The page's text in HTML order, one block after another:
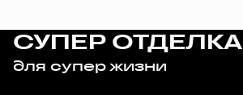
СУПЕР ОТДЕЛКА
для супер жизни